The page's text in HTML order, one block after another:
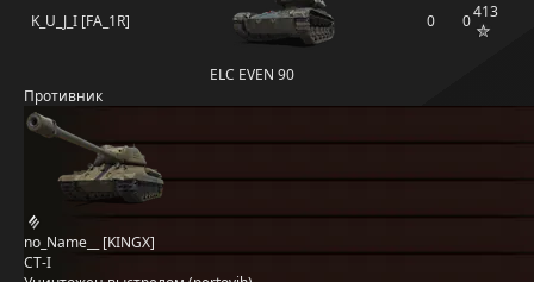
K_U_J_I [FA_1R]
ELC EVEN 90
0 0413
Противник
no_Name__ [KINGX]
СТ-I